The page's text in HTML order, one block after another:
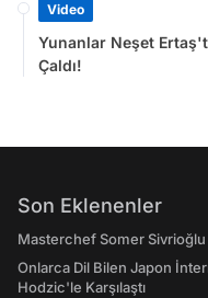
Video
Yunanlar Neşet
Çaldı!
Son Eklenenler
Masterchef Somer Sivrioğlu
Onlarca Dil Bilen Japon
Hodzic'le Karşılaştı